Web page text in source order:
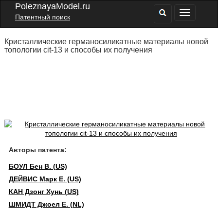
PoleznayaModel.ru
Патентный поиск
Кристаллические германосиликатные материалы новой
топологии cit-13 и способы их получения
Авторы патента:
БОУЛ Бен В. (US)
ДЕЙВИС Марк Е. (US)
КАН Дзонг Хунь (US)
ШМИДТ Джоел Е. (NL)